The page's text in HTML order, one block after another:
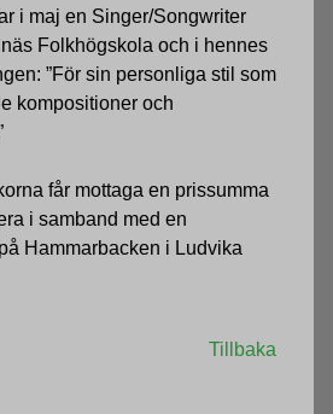
i maj en Singer/Songwriter
Folkhögskola och i hennes
”För sin personliga stil som
kompositioner och
får mottaga en prissumma
i samband med en
Hammarbacken i Ludvika
Tillbaka